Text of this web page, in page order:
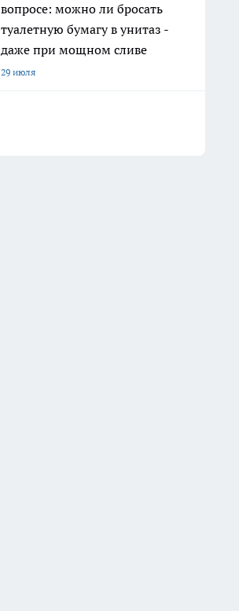
вопросе: можно ли бросать
туалетную бумагу в унитаз -
даже при мощном сливе
29 июля